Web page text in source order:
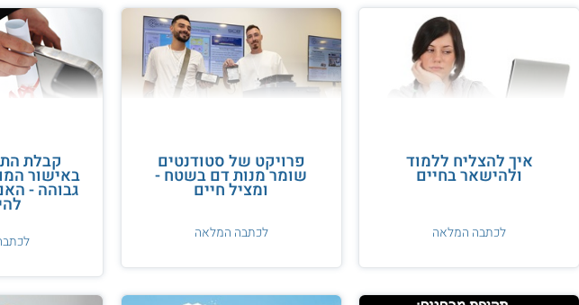
איך להצליח ללמוד
ולהישאר בחיים
לכתבה המלאה
פרויקט של סטודנטים
שומר מנות דם בשטח -
ומציל חיים
לכתבה המלאה
קבלת
באישור
גבוהה -